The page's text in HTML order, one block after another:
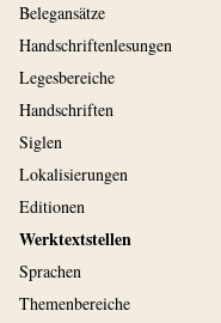
Belegansätze
Handschriftenlesungen
Legesbereiche
Handschriften
Siglen
Lokalisierungen
Editionen
Werktextstellen
Sprachen
Themenbereiche